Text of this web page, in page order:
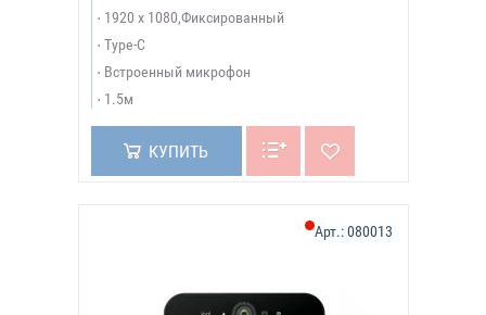
1920 x 1080,Фиксированный
Type-C
Встроенный микрофон
1.5м
КУПИТЬ
Арт.:080013